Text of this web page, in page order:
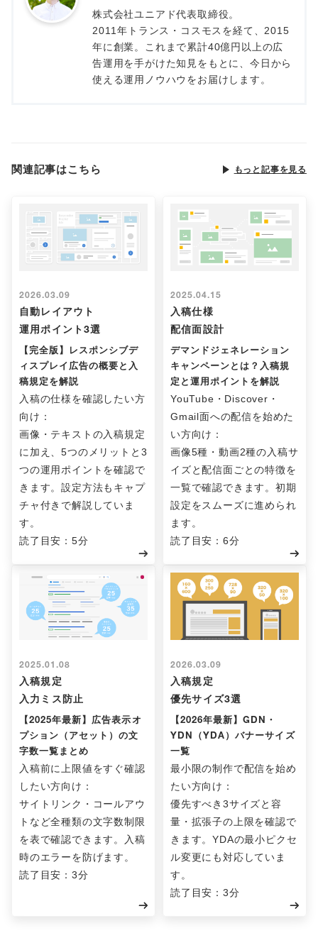
株式会社ユニアド代表取締役。
2011年トランス・コスモスを経て、2015
年に創業。これまで累計40億円以上の広
告運用を手がけた知見をもとに、今日から
使える運用ノウハウをお届けします。
関連記事はこちら もっと記事を見る
2026.03.09
自動レイアウト
運用ポイント3選
【完全版】レスポンシブデ
ィスプレイ広告の概要と入
稿規定を解説
入稿の仕様を確認したい方
向け：
画像・テキストの入稿規定
に加え、5つのメリットと3
つの運用ポイントを確認で
きます。設定方法もキャプ
チャ付きで解説していま
す。
読了目安：5分
2025.04.15
入稿仕様
配信面設計
デマンドジェネレーション
キャンペーンとは？入稿規
定と運用ポイントを解説
YouTube・Discover・
Gmail面への配信を始めた
い方向け：
画像5種・動画2種の入稿サ
イズと配信面ごとの特徴を
一覧で確認できます。初期
設定をスムーズに進められ
ます。
読了目安：6分
2025.01.08
入稿規定
入力ミス防止
【2025年最新】広告表示オ
プション（アセット）の文
字数一覧まとめ
入稿前に上限値をすぐ確認
したい方向け：
サイトリンク・コールアウ
トなど全種類の文字数制限
を表で確認できます。入稿
時のエラーを防げます。
読了目安：3分
2026.03.09
入稿規定
優先サイズ3選
【2026年最新】GDN・
YDN（YDA）バナーサイズ
一覧
最小限の制作で配信を始め
たい方向け：
優先すべき3サイズと容
量・拡張子の上限を確認で
きます。YDAの最小ピクセ
ル変更にも対応していま
す。
読了目安：3分